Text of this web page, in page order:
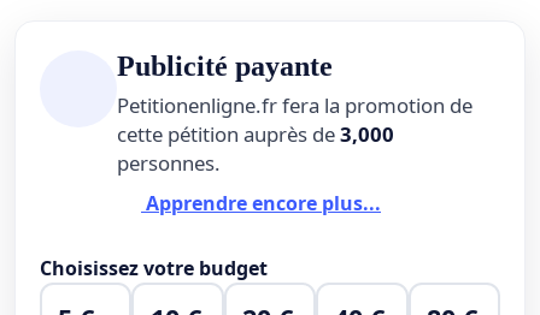
Publicité payante
Petitionenligne.fr fera la promotion de
cette pétition auprès de3,000
personnes.
Apprendre encore plus...
Choisissez votre budget